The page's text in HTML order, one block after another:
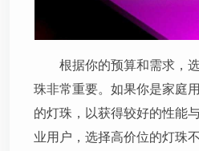
根据你的预算和需求，
珠非常重要。如果你是家庭
的灯珠，以获得较好的性能
业用户，选择高价位的灯珠